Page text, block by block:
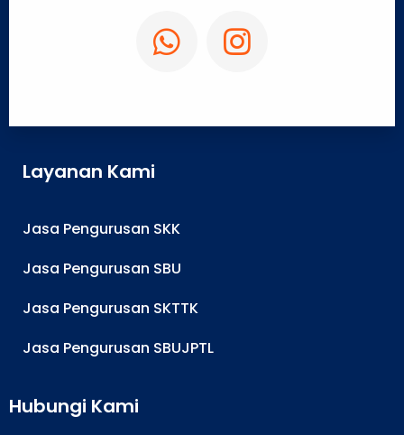
Layanan Kami
Jasa Pengurusan SKK
Jasa Pengurusan SBU
Jasa Pengurusan SKTTK
Jasa Pengurusan SBUJPTL
Hubungi Kami